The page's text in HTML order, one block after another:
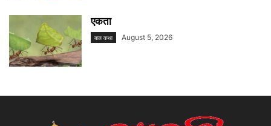
एकता
बाल कथा August 5, 2026